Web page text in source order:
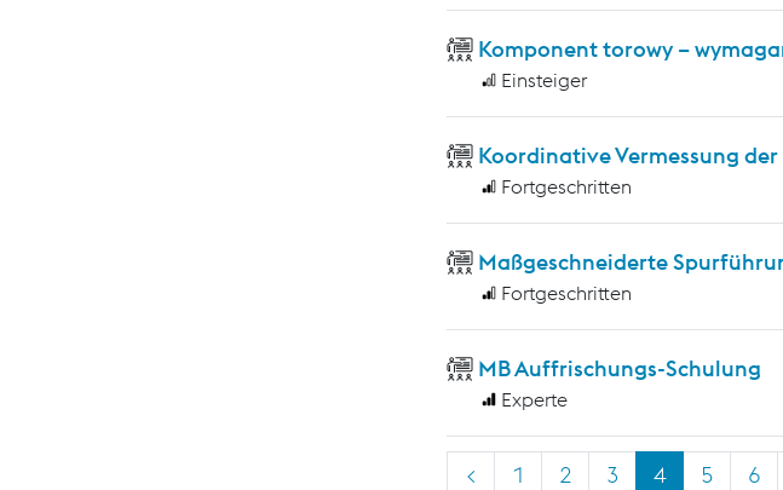
Komponent torowy –
Einsteiger
Koordinative Vermessung
Fortgeschritten
Maßgeschneiderte
Fortgeschritten
MB Auffrischungs-Schulung
Experte
< 1 2 3 4 5 6